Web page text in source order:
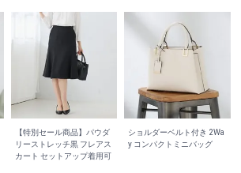
【特別セール商品】パウダ
リーストレッチ黒 フレアス
カート セットアップ着用可
ショルダーベルト付き 2Wa
y コンパクトミニバッグ